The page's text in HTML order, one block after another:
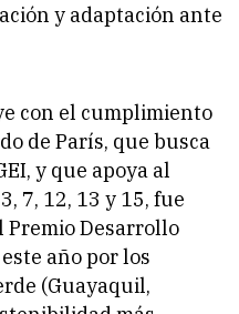
y adaptación ante
con el cumplimiento
de París, que busca
y que apoya al
7, 12, 13 y 15, fue
Premio Desarrollo
año por los
(Guayaquil,